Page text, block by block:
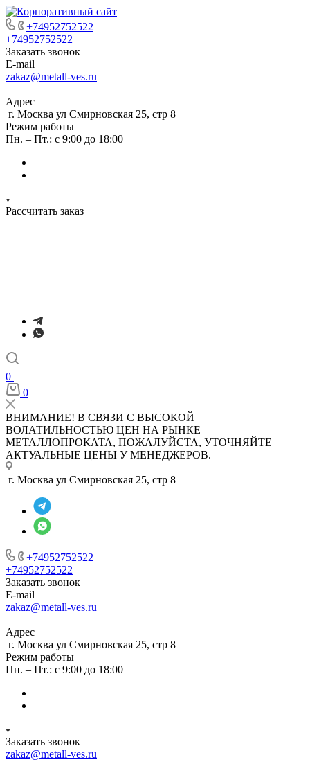
+74952752522
+74952752522
Заказать звонок
E-mail
zakaz@metall-ves.ru
Адрес
г. Москва ул Смирновская 25, стр 8
Режим работы
Пн. – Пт.: с 9:00 до 18:00
Рассчитать заказ
0
0
ВНИМАНИЕ! В СВЯЗИ С ВЫСОКОЙ
ВОЛАТИЛЬНОСТЬЮ ЦЕН НА РЫНКЕ
МЕТАЛЛОПРОКАТА, ПОЖАЛУЙСТА, УТОЧНЯЙТЕ
АКТУАЛЬНЫЕ ЦЕНЫ У МЕНЕДЖЕРОВ.
г. Москва ул Смирновская 25, стр 8
+74952752522
+74952752522
Заказать звонок
E-mail
zakaz@metall-ves.ru
Адрес
г. Москва ул Смирновская 25, стр 8
Режим работы
Пн. – Пт.: с 9:00 до 18:00
Заказать звонок
zakaz@metall-ves.ru